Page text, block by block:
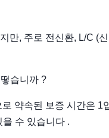
만, 주로 전신환, L/C (
습니까 ?
약속된 보증 시간은
수 있습니다 .